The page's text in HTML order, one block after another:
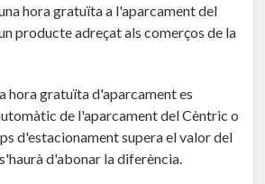
hora gratuïta a l'aparcament del
producte adreçat als comerços de la
hora gratuïta d'aparcament es
de l'aparcament del Cèntric o
d'estacionament supera el valor del
d'abonar la diferència.